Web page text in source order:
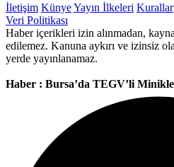
İletişim KünyeYayın İlkeleri Kurallar
Veri Politikası
Haber içerikleri izin alınmadan,
edilemez. Kanuna aykırı ve izinsiz
yerde yayınlanamaz.
Haber : Bursa’da TEGV’li